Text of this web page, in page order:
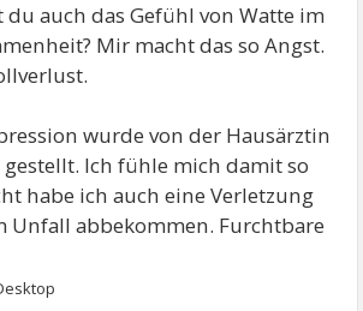
du auch das Gefühl von Watte im
Mir macht das so Angst.
wurde von der Hausärztin
Ich fühle mich damit so
habe ich auch eine Verletzung
Unfall abbekommen. Furchtbare